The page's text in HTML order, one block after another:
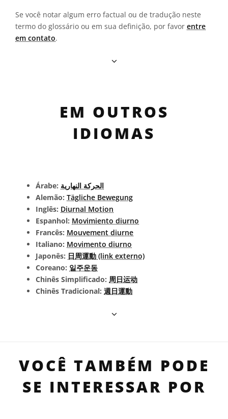
Se você notar algum erro factual ou de tradução neste
termo do glossário ou em sua definição, por favor entre
em contato.
EM OUTROS
IDIOMAS
Árabe: الحركة النهارية
Alemão: Tägliche Bewegung
Inglês: Diurnal Motion
Espanhol: Movimiento diurno
Francês: Mouvement diurne
Italiano: Movimento diurno
Japonês: 日周運動 (link externo)
Coreano: 일주운동
Chinês Simplificado: 周日运动
Chinês Tradicional: 週日運動
VOCÊ TAMBÉM PODE
SE INTERESSAR POR